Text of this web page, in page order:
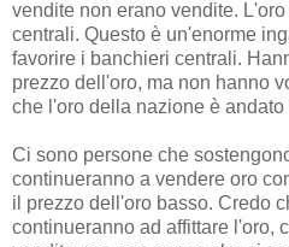
vendite non erano vendite.
centrali. Questo è un'enorme
favorire i banchieri centrali.
prezzo dell'oro, ma non hanno
che l'oro della nazione è andato
Ci sono persone che
continueranno a vendere oro
il prezzo dell'oro basso. Credo
continueranno ad affittare l'oro,